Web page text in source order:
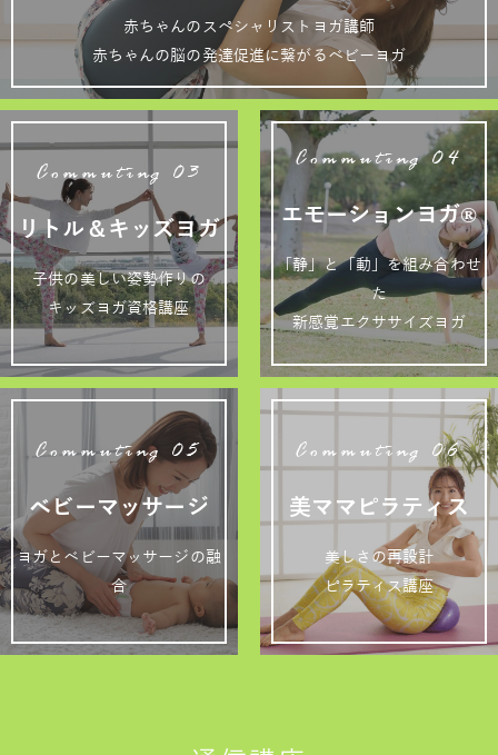
赤ちゃんのスペシャリストヨガ講師
赤ちゃんの脳の発達促進に繋がるベビーヨガ
Commuting 03
リトル＆キッズヨガ
子供の美しい姿勢作りの
キッズヨガ資格講座
Commuting 04
エモーションヨガ®
「静」と「動」を組み合わせ
た
新感覚エクササイズヨガ
Commuting 05
ベビーマッサージ
ヨガとベビーマッサージの融
合
Commuting 06
美ママピラティス
美しさの再設計
ピラティス講座